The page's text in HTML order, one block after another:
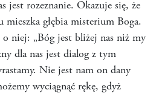
jest rozeznanie. Okazuje się, że
mieszka głębia misterium Boga.
o niej: „Bóg jest bliżej nas niż my
dla nas jest dialog z tym
Nie jest nam on dany
wyciągnąć rękę, gdyż